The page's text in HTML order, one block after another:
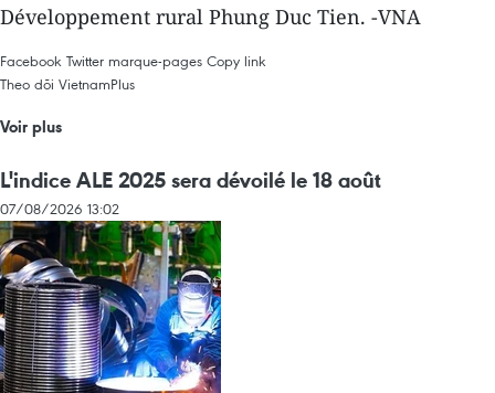
Développement rural Phung Duc Tien. -VNA
Facebook Twitter marque-pages Copy link
Theo dõi VietnamPlus
Voir plus
L'indice ALE 2025 sera dévoilé le 18 août
07/08/2026 13:02